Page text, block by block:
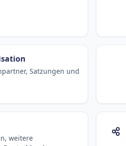
Satzungen und
weitere